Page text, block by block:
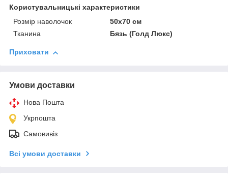
Користувальницькі характеристики
Розмір наволочок
50х70 см
Тканина
Бязь (Голд Люкс)
Приховати
Умови доставки
Нова Пошта
Укрпошта
Самовивіз
Всі умови доставки